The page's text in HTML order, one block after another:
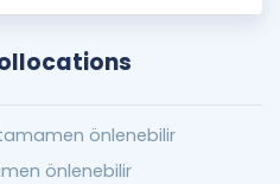
önlenebilir
önlenebilir